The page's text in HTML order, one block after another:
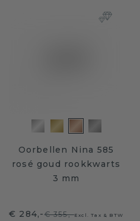
Oorbellen Nina 585
rosé goud rookkwarts
3 mm
€ 284,-€ 355,-Excl. Tax & BTW